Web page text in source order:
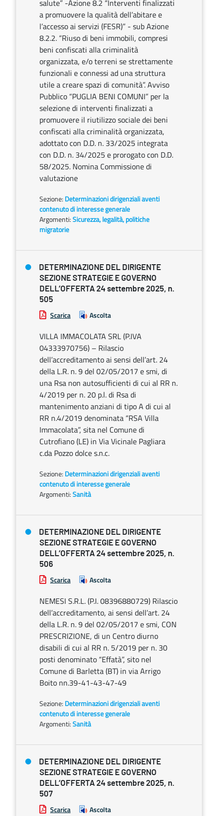
salute” -Azione 8.2 “Interventi finalizzati
a promuovere la qualità dell’abitare e
l’accesso ai servizi (FESR)” - sub Azione
8.2.2. “Riuso di beni immobili, compresi
beni confiscati alla criminalità
organizzata, e/o terreni se strettamente
funzionali e connessi ad una struttura
utile a creare spazi di comunità”. Avviso
Pubblico “PUGLIA BENI COMUNI” per la
selezione di interventi finalizzati a
promuovere il riutilizzo sociale dei beni
confiscati alla criminalità organizzata,
adottato con D.D. n. 33/2025 integrata
con D.D. n. 34/2025 e prorogato con D.D.
58/2025. Nomina Commissione di
valutazione
Sezione: Determinazioni dirigenziali aventi
contenuto di interesse generale
Argomenti:Sicurezza, legalità, politiche
migratorie
DETERMINAZIONE DEL DIRIGENTE
SEZIONE STRATEGIE E GOVERNO
DELL’OFFERTA 24 settembre 2025, n.
505
Scarica Ascolta
VILLA IMMACOLATA SRL (P.IVA
04333970756) – Rilascio
dell’accreditamento ai sensi dell’art. 24
della L.R. n. 9 del 02/05/2017 e smi, di
una Rsa non autosufficienti di cui al RR n.
4/2019 per n. 20 p.l. di Rsa di
mantenimento anziani di tipo A di cui al
RR n.4/2019 denominata “RSA Villa
Immacolata”, sita nel Comune di
Cutrofiano (LE) in Via Vicinale Pagliara
c.da Pozzo dolce s.n.c.
Sezione: Determinazioni dirigenziali aventi
contenuto di interesse generale
Argomenti:Sanità
DETERMINAZIONE DEL DIRIGENTE
SEZIONE STRATEGIE E GOVERNO
DELL’OFFERTA 24 settembre 2025, n.
506
Scarica Ascolta
NEMESI S.R.L. (P.I. 08396880729) Rilascio
dell’accreditamento, ai sensi dell’art. 24
della L.R. n. 9 del 02/05/2017 e smi, CON
PRESCRIZIONE, di un Centro diurno
disabili di cui al RR n. 5/2019 per n. 30
posti denominato “Effatà”, sito nel
Comune di Barletta (BT) in via Arrigo
Boito nn.39-41-43-47-49
Sezione: Determinazioni dirigenziali aventi
contenuto di interesse generale
Argomenti:Sanità
DETERMINAZIONE DEL DIRIGENTE
SEZIONE STRATEGIE E GOVERNO
DELL’OFFERTA 24 settembre 2025, n.
507
Scarica Ascolta